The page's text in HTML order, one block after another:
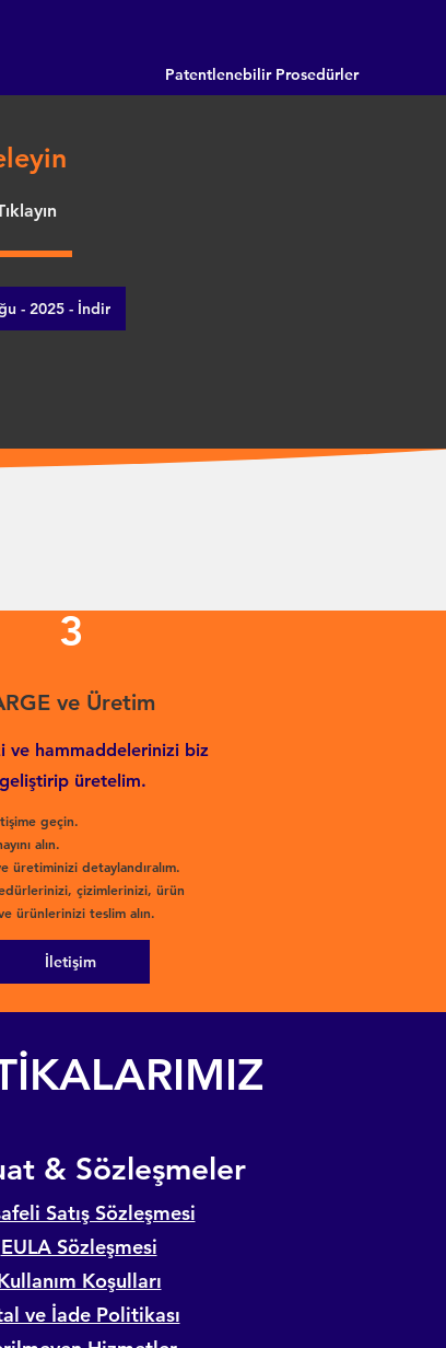
Patentlenebilir Prosedürler
- 2025 - İndir
3
ve Üretim
geçin.
alın.
üretiminizi detaylandıralım.
çizimlerinizi, ürün
ve ürünlerinizi teslim alın.
ve hammaddelerinizi biz
geliştirip üretelim.
İletişim
& Sözleşmeler
Satış Sözleşmesi
EULA Sözleşmesi
Koşulları
ve İade Politikası